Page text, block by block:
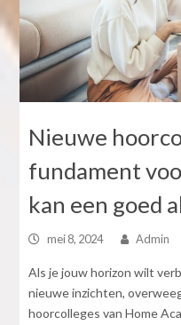
Nieuwe
fundament
kan een goed
mei 8, 2024 Admin
Als je jouw horizon wilt
nieuwe inzichten,
hoorcolleges van Home